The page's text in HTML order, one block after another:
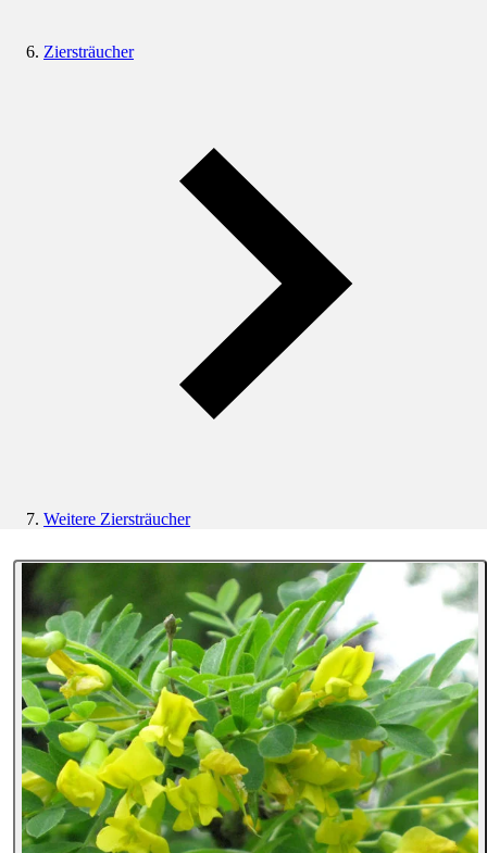
Ziersträucher
Weitere Ziersträucher